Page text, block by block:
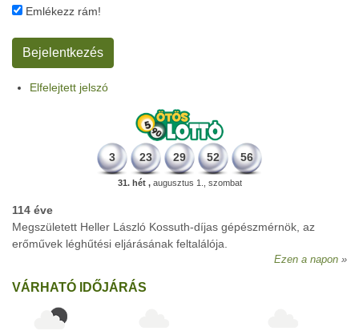
Emlékezz rám!
Elfelejtett jelszó
3 23 29 52 56
31. hét ,augusztus 1., szombat
114 éve
Megszületett Heller László Kossuth-díjas gépészmérnök, az
erőművek léghűtési eljárásának feltalálója.
Ezen a napon
VÁRHATÓ IDŐJÁRÁS